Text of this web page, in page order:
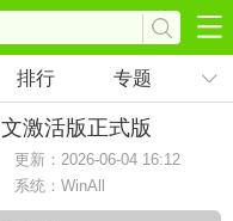
排行 专题
激活版正式版
更新：2026-06-04 16:12
系统：WinAll